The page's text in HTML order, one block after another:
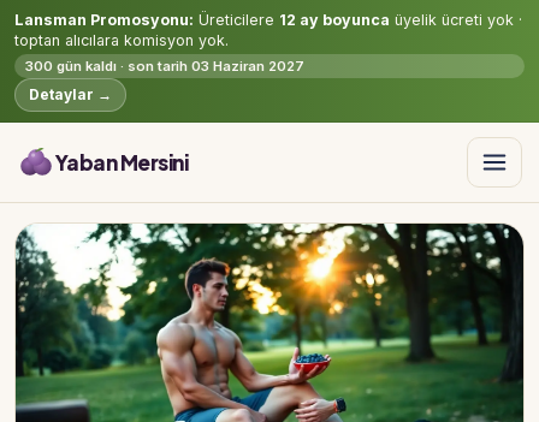
Lansman Promosyonu: Üreticilere 12 ay boyunca üyelik ücreti yok ·
toptan alıcılara komisyon yok.
300 gün kaldı · son tarih 03 Haziran 2027
Detaylar →
Yaban Mersini